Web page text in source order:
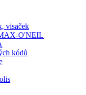
visaček
O'NEIL
kódů